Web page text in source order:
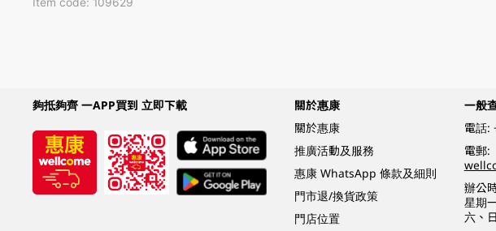
夠抵夠齊 一APP買到 立即下載
關於惠康
關於惠康
推廣活動及服務
惠康 WhatsApp 條款及細則
門市退/換貨政策
門店位置
一般
電話:
電郵:
辦公
星期
六、